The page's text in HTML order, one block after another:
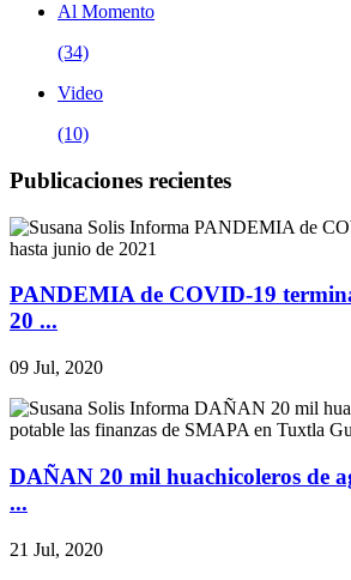
Al Momento
(34)
Video
(10)
Publicaciones recientes
PANDEMIA de COVID-19
20 ...
09 Jul, 2020
DAÑAN 20 mil huachicoleros de
...
21 Jul, 2020